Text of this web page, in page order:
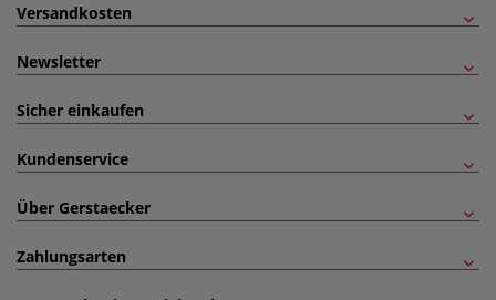
Versandkosten
Newsletter
Sicher einkaufen
Kundenservice
Über Gerstaecker
Zahlungsarten